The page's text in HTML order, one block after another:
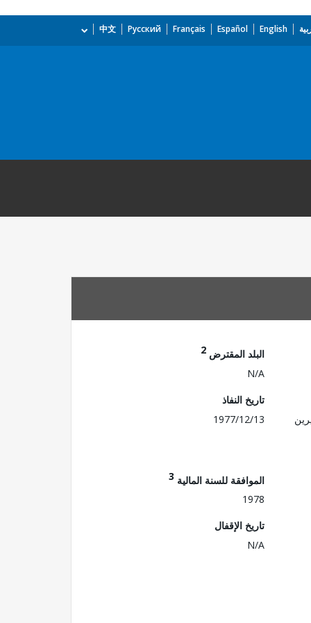
English
Español
Français
Русский
中文
البلد المقترض 2
N/A
تاريخ النفاذ
1977/12/13
الموافقة للسنة المالية 3
1978
تاريخ الإقفال
N/A